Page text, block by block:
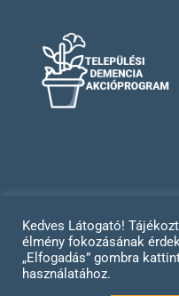
Impresszum
Kedves Látogató!
élmény fokozásának
„Elfogadás” gombra
használatához.